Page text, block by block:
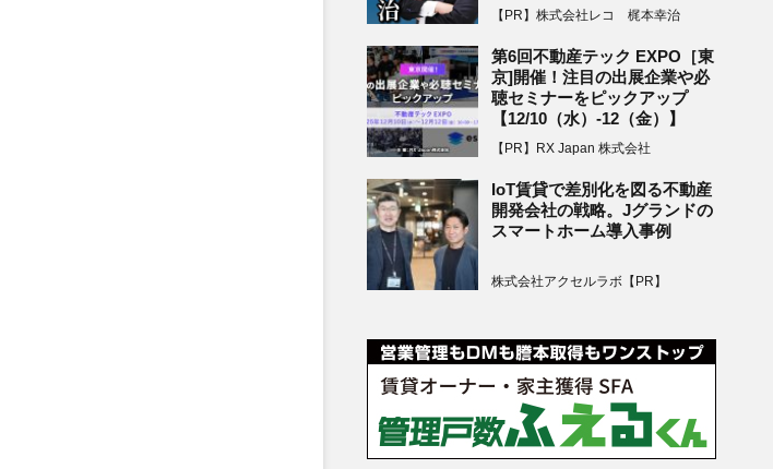
【PR】株式会社レコ 梶本幸治
第6回不動産テック EXPO［東
京]開催！注目の出展企業や必
聴セミナーをピックアップ
【12/10（水）-12（金）】
【PR】RX Japan 株式会社
IoT賃貸で差別化を図る不動産
開発会社の戦略。Jグランドの
スマートホーム導入事例
株式会社アクセルラボ【PR】